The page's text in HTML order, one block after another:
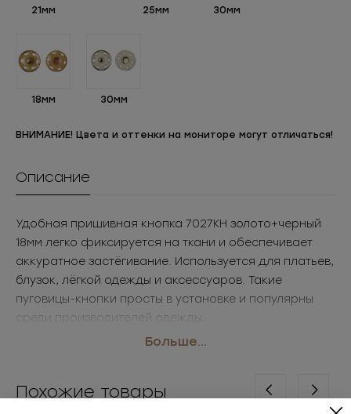
21мм 25мм 30мм
18мм 30мм
ВНИМАНИЕ! Цвета и оттенки на мониторе могут отличаться!
Описание
Удобная пришивная кнопка 7027КН золото+черный
18мм легко фиксируется на ткани и обеспечивает
аккуратное застёгивание. Используется для платьев,
блузок, лёгкой одежды и аксессуаров. Такие
пуговицы-кнопки просты в установке и популярны
среди производителей одежды.
Больше...
Похожие товары